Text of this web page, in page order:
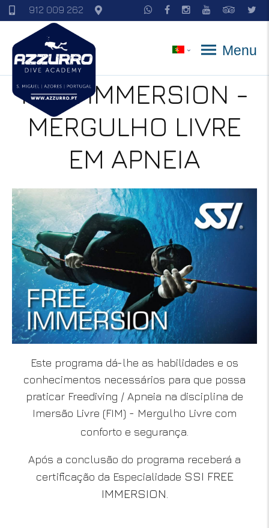
912 009 262
Menu
FREE IMMERSION -
MERGULHO LIVRE
EM APNEIA
Este programa dá-lhe as habilidades e os
conhecimentos necessários para que possa
praticar Freediving / Apneia na disciplina de
Imersão Livre (FIM) - Mergulho Livre com
conforto e segurança.
Após a conclusão do programa receberá a
certificação da Especialidade SSI FREE
IMMERSION.